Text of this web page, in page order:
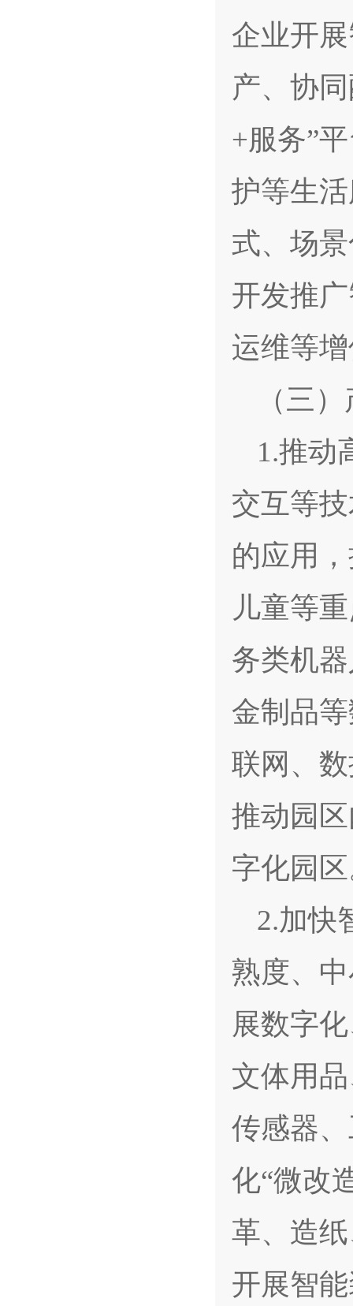
企业开
产、协
+服务”
护等生
式、场
开发推
运维等
（三
1.推动
交互等
的应用
儿童等
务类机
金制品
联网、
推动园
字化园
2.加快
熟度、
展数字
文体用
传感器
化“微改
革、造
开展智